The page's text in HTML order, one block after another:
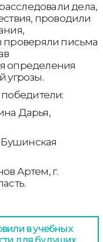
дела,
проводили
проверяли письма
определения
угрозы.
Дарья,
Артем, г.
в учебных